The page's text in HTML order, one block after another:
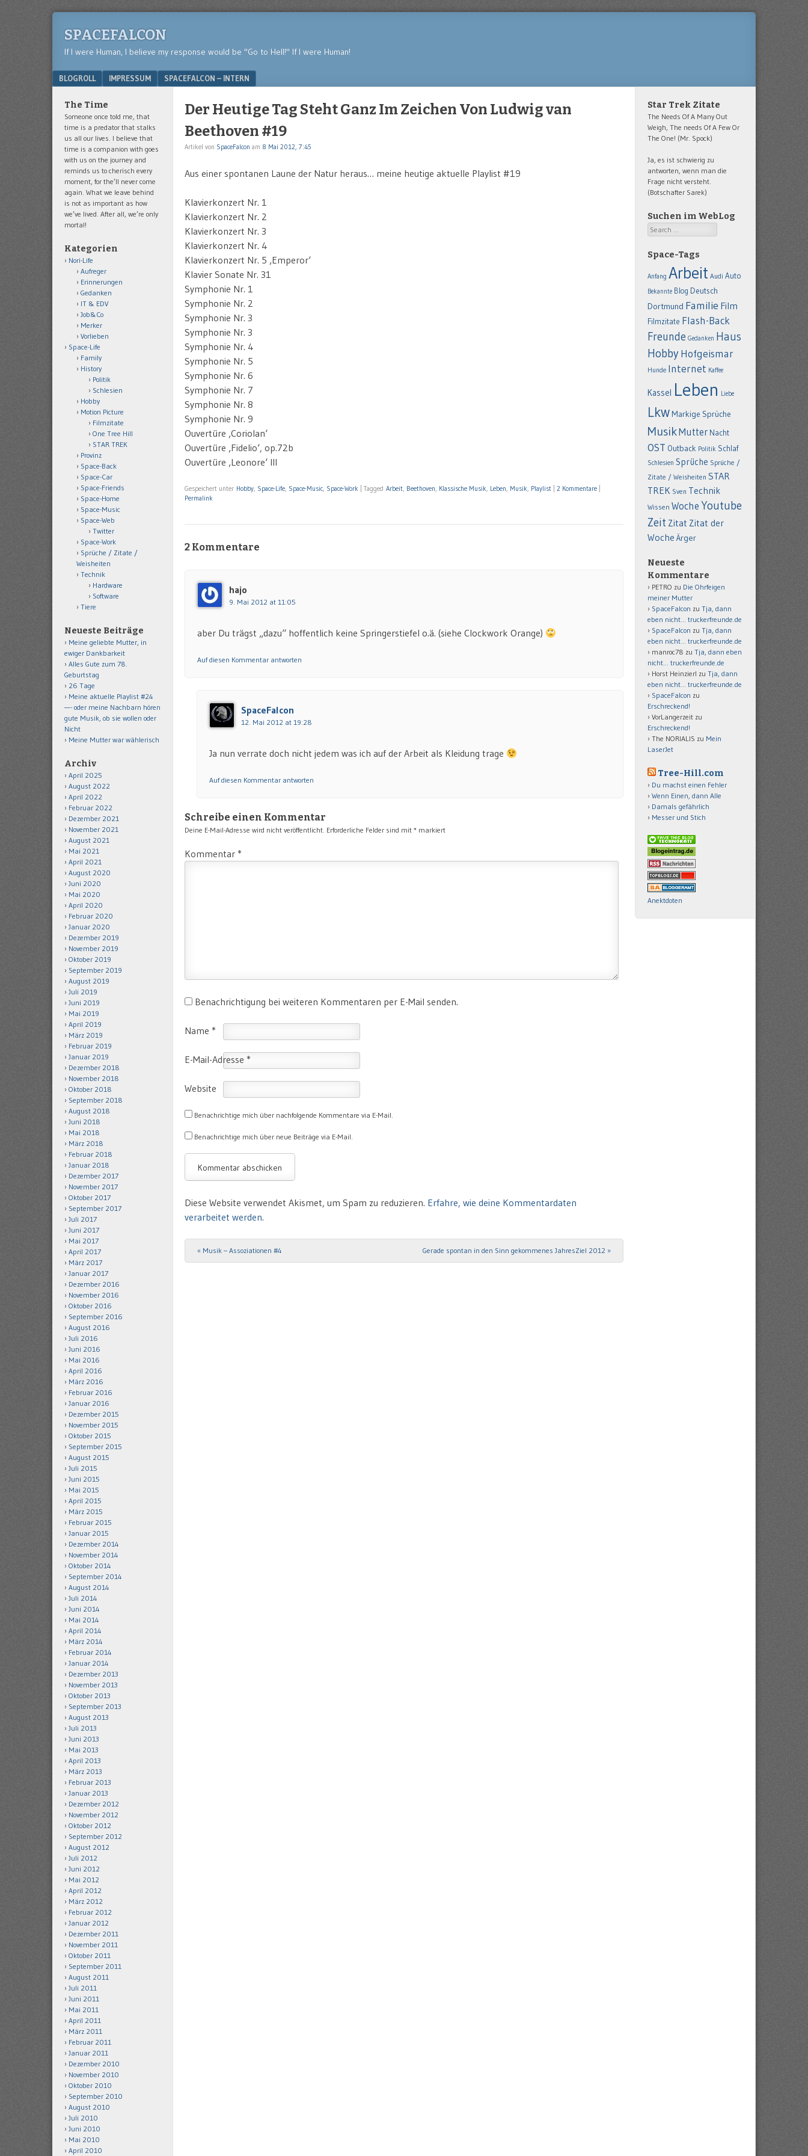
SPACEFALCON
If I were Human, I believe my response would be "Go to Hell!" If I were Human!
Menu
SKIP TO CONTENT
BLOGROLL IMPRESSUM SPACEFALCON – INTERN
Der Heutige Tag Steht Ganz Im Zeichen Von Ludwig van
Beethoven #19
Artikel von SpaceFalcon am 8 Mai 2012, 7:45
Aus einer spontanen Laune der Natur heraus… meine heutige aktuelle Playlist #19
Klavierkonzert Nr. 1
Klavierkonzert Nr. 2
Klavierkonzert Nr. 3
Klavierkonzert Nr. 4
Klavierkonzert Nr. 5 ‚Emperor‘
Klavier Sonate Nr. 31
Symphonie Nr. 1
Symphonie Nr. 2
Symphonie Nr. 3
Symphonie Nr. 3
Symphonie Nr. 4
Symphonie Nr. 5
Symphonie Nr. 6
Symphonie Nr. 7
Symphonie Nr. 8
Symphonie Nr. 9
Ouvertüre ‚Coriolan‘
Ouvertüre ‚Fidelio‘, op.72b
Ouvertüre ‚Leonore‘ III
Gespeichert unter Hobby, Space-Life, Space-Music, Space-Work Tagged Arbeit, Beethoven, Klassische Musik, Leben, Musik, Playlist 2 Kommentare
Permalink
2 Kommentare
hajo
9. Mai 2012 at 11:05
aber Du trägst „dazu“ hoffentlich keine Springerstiefel o.ä. (siehe Clockwork Orange)
Auf diesen Kommentar antworten
SpaceFalcon
12. Mai 2012 at 19:28
Ja nun verrate doch nicht jedem was ich auf der Arbeit als Kleidung trage
Auf diesen Kommentar antworten
Schreibe einen Kommentar
Deine E-Mail-Adresse wird nicht veröffentlicht. Erforderliche Felder sind mit * markiert
Kommentar *
Benachrichtigung bei weiteren Kommentaren per E-Mail senden.
Name *
E-Mail-Adresse *
Website
Benachrichtige mich über nachfolgende Kommentare via E-Mail.
Benachrichtige mich über neue Beiträge via E-Mail.
Diese Website verwendet Akismet, um Spam zu reduzieren. Erfahre, wie deine Kommentardaten
verarbeitet werden.
Post navigation
« Musik – Assoziationen #4 Gerade spontan in den Sinn gekommenes JahresZiel 2012 »
The Time
Someone once told me, that
time is a predator that stalks
us all our lives. I believe that
time is a companion with goes
with us on the journey and
reminds us to cherisch every
moment, for the’ll never come
again. What we leave behind
is not as important as how
we’ve lived. After all, we’re only
mortal!
Kategorien
Nori-Life
Aufreger
Erinnerungen
Gedanken
IT & EDV
Job&Co
Merker
Vorlieben
Space-Life
Family
History
Politik
Schlesien
Hobby
Motion Picture
Filmzitate
One Tree Hill
STAR TREK
Provinz
Space-Back
Space-Car
Space-Friends
Space-Home
Space-Music
Space-Web
Twitter
Space-Work
Sprüche / Zitate /
Weisheiten
Technik
Hardware
Software
Tiere
Neueste Beiträge
Meine geliebte Mutter, in
ewiger Dankbarkeit
Alles Gute zum 78.
Geburtstag
26 Tage
Meine aktuelle Playlist #24
—- oder meine Nachbarn hören
gute Musik, ob sie wollen oder
Nicht
Meine Mutter war wählerisch
Archiv
April 2025
August 2022
April 2022
Februar 2022
Dezember 2021
November 2021
August 2021
Mai 2021
April 2021
August 2020
Juni 2020
Mai 2020
April 2020
Februar 2020
Januar 2020
Dezember 2019
November 2019
Oktober 2019
September 2019
August 2019
Juli 2019
Juni 2019
Mai 2019
April 2019
März 2019
Februar 2019
Januar 2019
Dezember 2018
November 2018
Oktober 2018
September 2018
August 2018
Juni 2018
Mai 2018
März 2018
Februar 2018
Januar 2018
Dezember 2017
November 2017
Oktober 2017
September 2017
Juli 2017
Juni 2017
Mai 2017
April 2017
März 2017
Januar 2017
Dezember 2016
November 2016
Oktober 2016
September 2016
August 2016
Juli 2016
Juni 2016
Mai 2016
April 2016
März 2016
Februar 2016
Januar 2016
Dezember 2015
November 2015
Oktober 2015
September 2015
August 2015
Juli 2015
Juni 2015
Mai 2015
April 2015
März 2015
Februar 2015
Januar 2015
Dezember 2014
November 2014
Oktober 2014
September 2014
August 2014
Juli 2014
Juni 2014
Mai 2014
April 2014
März 2014
Februar 2014
Januar 2014
Dezember 2013
November 2013
Oktober 2013
September 2013
August 2013
Juli 2013
Juni 2013
Mai 2013
April 2013
März 2013
Februar 2013
Januar 2013
Dezember 2012
November 2012
Oktober 2012
September 2012
August 2012
Juli 2012
Juni 2012
Mai 2012
April 2012
März 2012
Februar 2012
Januar 2012
Dezember 2011
November 2011
Oktober 2011
September 2011
August 2011
Juli 2011
Juni 2011
Mai 2011
April 2011
März 2011
Februar 2011
Januar 2011
Dezember 2010
November 2010
Oktober 2010
September 2010
August 2010
Juli 2010
Juni 2010
Mai 2010
April 2010
Star Trek Zitate
The Needs Of A Many Out
Weigh, The needs Of A Few Or
The One! (Mr. Spock)
Ja, es ist schwierig zu
antworten, wenn man die
Frage nicht versteht.
(Botschafter Sarek)
Suchen im WebLog
Search
Space-Tags
Anfang Arbeit Audi Auto
Bekannte Blog Deutsch
Dortmund Familie Film
Filmzitate Flash-Back
Freunde Gedanken Haus
HobbyHofgeismar
Hunde Internet Kaffee
Kassel Leben Liebe
LkwMarkige Sprüche
MusikMutter Nacht
OST Outback Politik Schlaf
Schlesien Sprüche Sprüche /
Zitate / Weisheiten STAR
TREK Sven Technik
Wissen Woche Youtube
Zeit Zitat Zitat der
Woche Ärger
Neueste
Kommentare
PETRO zu Die Ohrfeigen
meiner Mutter
SpaceFalcon zu Tja, dann
eben nicht… truckerfreunde.de
SpaceFalcon zu Tja, dann
eben nicht… truckerfreunde.de
manroc78 zu Tja, dann eben
nicht… truckerfreunde.de
Horst Heinzierl zu Tja, dann
eben nicht… truckerfreunde.de
SpaceFalcon zu
Erschreckend!
VorLangerzeit zu
Erschreckend!
The NORIALIS zu Mein
LaserJet
Tree-Hill.com
Du machst einen Fehler
Wenn Einen, dann Alle
Damals gefährlich
Messer und Stich
Anektdoten